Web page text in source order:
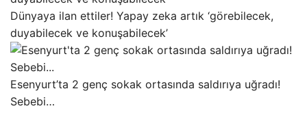
Dünyaya ilan ettiler! Yapay zeka artık ‘görebilecek,
duyabilecek ve konuşabilecek’
Esenyurt’ta 2 genç sokak ortasında saldırıya uğradı!
Sebebi…